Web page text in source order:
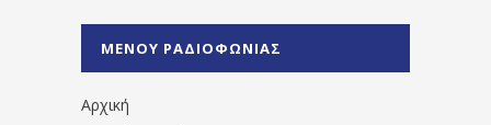
1531194763766854/" artist="" ]
ΜΕΝΟΥ ΡΑΔΙΟΦΩΝΙΑΣ
Αρχική